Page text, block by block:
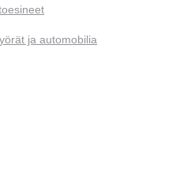
ja automobilia